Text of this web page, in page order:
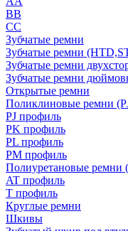
BB
CC
Зубчатые ремни
Зубчатые ремни
Зубчатые ремни
Зубчатые ремни
Открытые ремни
Поликлиновые ремни
PJ профиль
PK профиль
PL профиль
PM профиль
Полиуретановые ремни
AT профиль
T профиль
Круглые ремни
Шкивы